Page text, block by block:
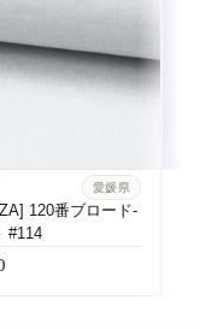
愛媛県
120番ブロード-
#114